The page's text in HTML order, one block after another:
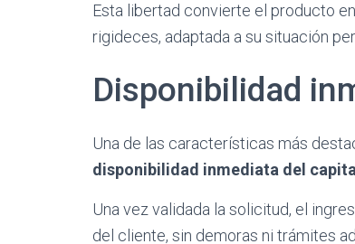
Esta libertad convierte el producto
rigideces, adaptada a su situación
Disponibilidad
Una de las características más
disponibilidad inmediata del capital
Una vez validada la solicitud, el
del cliente, sin demoras ni trámites